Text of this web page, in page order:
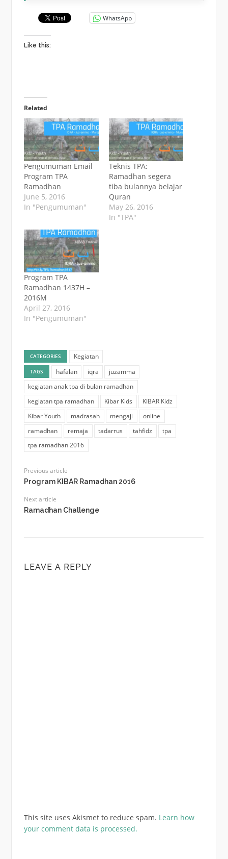
WhatsApp
Like this:
Related
Pengumuman Email
Program TPA
Ramadhan
June 5, 2016
In "Pengumuman"
Teknis TPA:
Ramadhan segera
tiba bulannya belajar
Quran
May 26, 2016
In "TPA"
Program TPA
Ramadhan 1437H –
2016M
April 27, 2016
In "Pengumuman"
CATEGORIES Kegiatan
TAGS hafalan iqra
juzamma
kegiatan anak tpa di bulan ramadhan
kegiatan tpa ramadhan
Kibar Kids
KIBAR Kidz
Kibar Youth
madrasah mengaji
online
ramadhan
remaja tadarrus tahfidz
tpa
tpa ramadhan 2016
Previous article
Program KIBAR Ramadhan 2016
Next article
Ramadhan Challenge
LEAVE A REPLY
This site uses Akismet to reduce spam. Learn how
your comment data is processed.